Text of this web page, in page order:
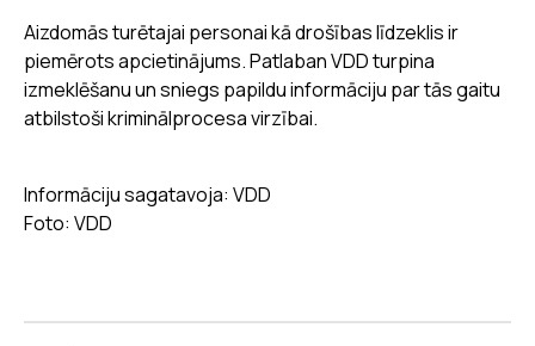
Aizdomās turētajai personai kā drošības līdzeklis ir
piemērots apcietinājums. Patlaban VDD turpina
izmeklēšanu un sniegs papildu informāciju par tās gaitu
atbilstoši kriminālprocesa virzībai.
Informāciju sagatavoja: VDD
Foto: VDD